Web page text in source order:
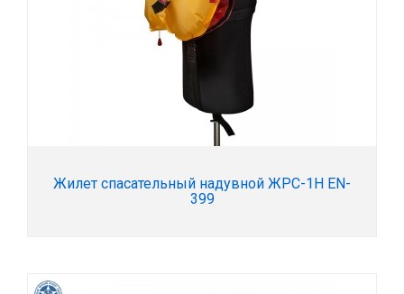
Жилет спасательный надувной ЖРС-1Н EN-
399